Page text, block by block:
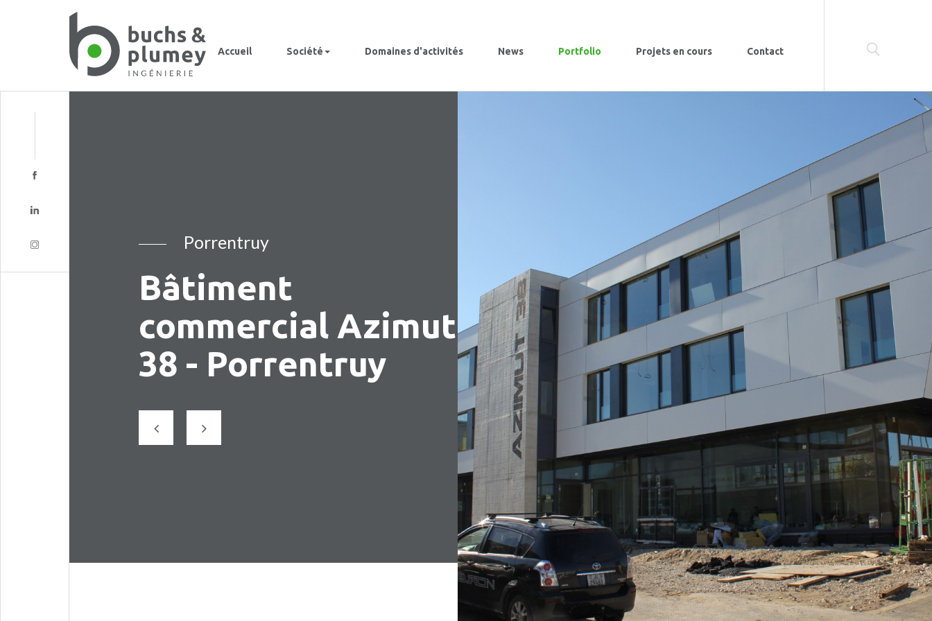
Accueil Société Domaines d'activités News Portfolio Projets en cours Contact
Porrentruy
Bâtiment
commercial Azimut
38 - Porrentruy
PrécédentSuivant